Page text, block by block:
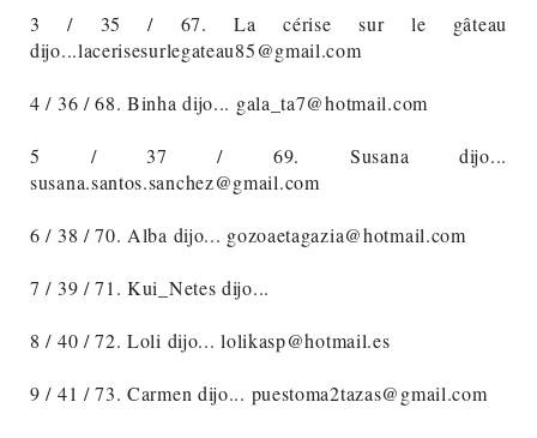
3 / 35 / 67. La cérise sur le gâteau
dijo...lacerisesurlegateau85@gmail.com
4 / 36 / 68. Binha dijo... gala_ta7@hotmail.com
5 / 37 / 69. Susana dijo...
susana.santos.sanchez@gmail.com
6 / 38 / 70. Alba dijo... gozoaetagazia@hotmail.com
7 / 39 / 71. Kui_Netes dijo...
8 / 40 / 72. Loli dijo... lolikasp@hotmail.es
9 / 41 / 73. Carmen dijo... puestoma2tazas@gmail.com